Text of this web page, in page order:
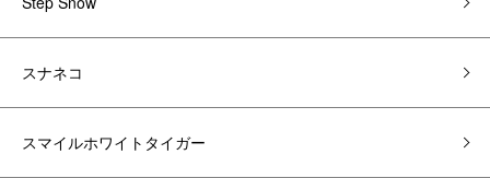
スナネコ
スマイルホワイトタイガー